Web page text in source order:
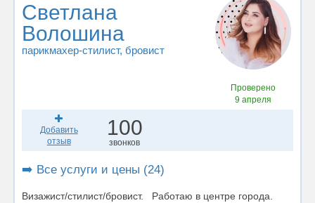
Светлана
Волошина
парикмахер-стилист, бровист
Проверено
9 апреля
Добавить
отзыв
100
звонков
➡️ Все услуги и цены (24)
Визажист/стилист/бровист. Работаю в центре города.